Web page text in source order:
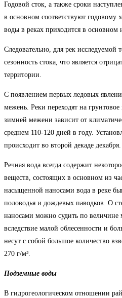
Годовой сток, а также сроки
в основном соответствуют
воды в реках приходится в основном
Следовательно, для рек исследуемой
сезонность стока, что является
территории.
С появлением первых ледовых
межень. Реки переходят на
зимней межени зависит от
среднем 110-120 дней в году.
происходит во второй декаде декабря.
Речная вода всегда содержит
веществ, состоящих в основном из
насыщенной наносами вода в реке
половодья и дождевых паводков. О
наносами можно судить по величине
вследствие малой облесенности и
несут с собой большое количество
270 г/м³.
Подземные воды
В гидрогеологическом отношении